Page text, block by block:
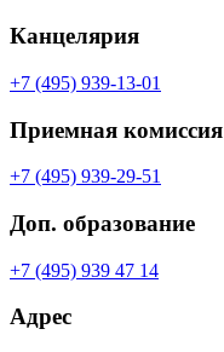
Канцелярия
+7 (495) 939-13-01
Приемная комиссия
+7 (495) 939-29-51
Доп. образование
+7 (495) 939 47 14
Адрес